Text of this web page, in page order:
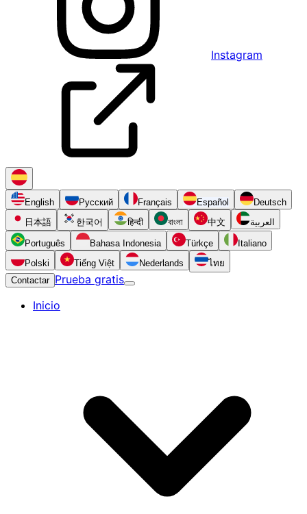
Instagram
English Русский Français Español
Deutsch
日本語
한국어 हिन्दी বাংলা 中文 العربية
Português Bahasa Indonesia Türkçe
Italiano
Polski
Tiếng Việt Nederlands
ไทย
Contactar Prueba gratis
Inicio